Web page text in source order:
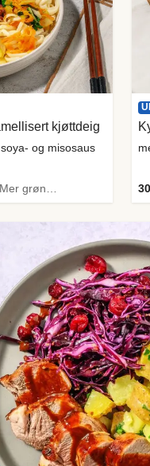
kjøttdeig
og misosaus